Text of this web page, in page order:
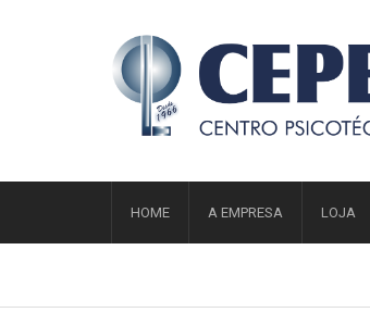
HOME A EMPRESA LOJA